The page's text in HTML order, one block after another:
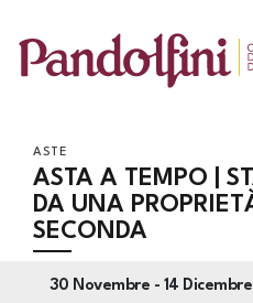
ASTE
ASTA A TEMPO |
DA UNA
SECONDA
30 Novembre - 14